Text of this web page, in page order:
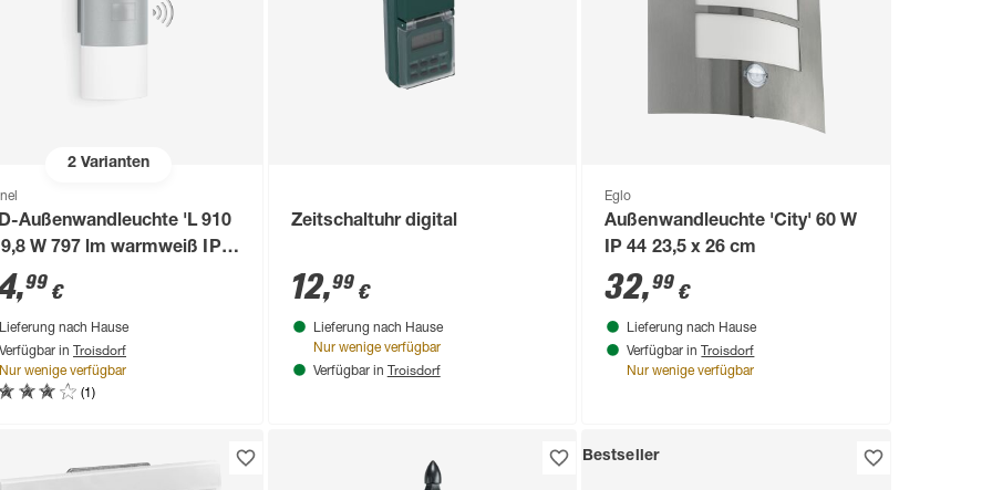
2Varianten
Außenwandleuchte 'L 910
W 797 lm warmweiß IP
x 23,5 cm
,99 €
Lieferung nach Hause
Verfügbar in Troisdorf
Nur wenige verfügbar
(1)
Zeitschaltuhr digital
12,99€
Lieferung nach Hause
Nur wenige verfügbar
Verfügbar in Troisdorf
Eglo
Außenwandleuchte 'City' 60 W
IP 44 23,5 x 26 cm
32,99 €
Lieferung nach Hause
Verfügbar in Troisdorf
Nur wenige verfügbar
Bestseller